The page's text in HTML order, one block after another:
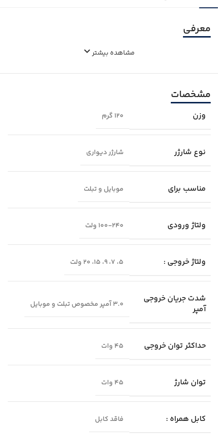
معرفی
مشاهده بیشتر
مشخصات
وزن ۱۲0 گرم
نوع شارژر شارژر دیواری
مناسب برای موبایل و تبلت
ولتاژ ورودی 100-240 ولت
ولتاژ خروجی : 5، 7، 9، 15، 20 ولت
شدت جریان خروجی
آمپر
۳.۰ آمپر مخصوص تبلت و موبایل
حداکثر توان خروجی ۴۵ وات
توان شارژ 45 وات
کابل همراه : فاقد کابل